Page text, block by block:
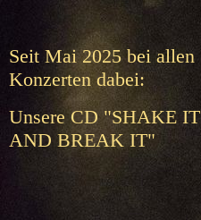
Seit Mai 2025 bei allen
Konzerten dabei:
Unsere CD "SHAKE IT
AND BREAK IT"